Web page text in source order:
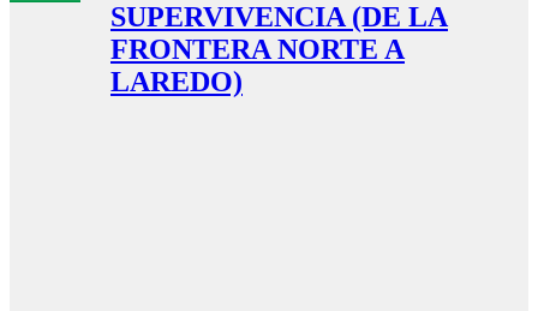
SUPERVIVENCIA (DE LA
FRONTERA NORTE A
LAREDO)